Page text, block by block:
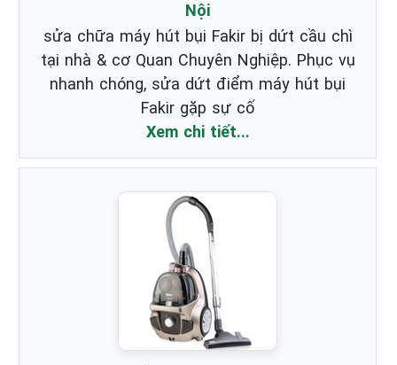
Nội
sửa chữa máy hút bụi Fakir bị dứt cầu chì
tại nhà & cơ Quan Chuyên Nghiệp. Phục vụ
nhanh chóng, sửa dứt điểm máy hút bụi
Fakir gặp sự cố
Xem chi tiết...